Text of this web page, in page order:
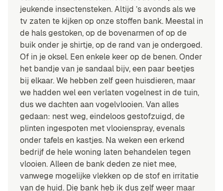
jeukende insectensteken. Altijd ’s avonds als we
tv zaten te kijken op onze stoffen bank. Meestal in
de hals gestoken, op de bovenarmen of op de
buik onder je shirtje, op de rand van je ondergoed.
Of in je oksel. Een enkele keer op de benen. Onder
het bandje van je sandaal bijv, een paar beetjes
bij elkaar. We hebben zelf geen huisdieren, maar
we hadden wel een verlaten vogelnest in de tuin,
dus we dachten aan vogelvlooien. Van alles
gedaan: nest weg, eindeloos gestofzuigd, de
plinten ingespoten met vlooienspray, evenals
onder tafels en kastjes. Na weken een erkend
bedrijf de hele woning laten behandelen tegen
vlooien. Alleen de bank deden ze niet mee,
vanwege mogelijke vlekken op de stof en irritatie
van de huid. Die bank heb ik dus zelf weer maar